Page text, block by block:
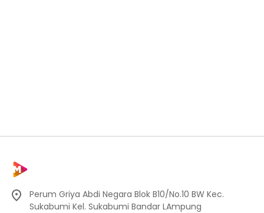
Perum Griya Abdi Negara Blok B10/No.10 BW Kec.
Sukabumi Kel. Sukabumi Bandar LAmpung